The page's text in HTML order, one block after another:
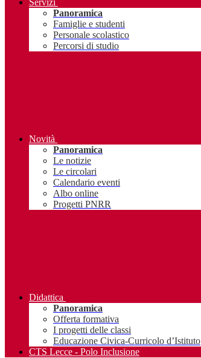
Servizi
Panoramica
Famiglie e studenti
Personale scolastico
Percorsi di studio
Novità
Panoramica
Le notizie
Le circolari
Calendario eventi
Albo online
Progetti PNRR
Didattica
Panoramica
Offerta formativa
I progetti delle classi
Educazione Civica-Curricolo d’Istituto
CTS Lecce - Polo Inclusione